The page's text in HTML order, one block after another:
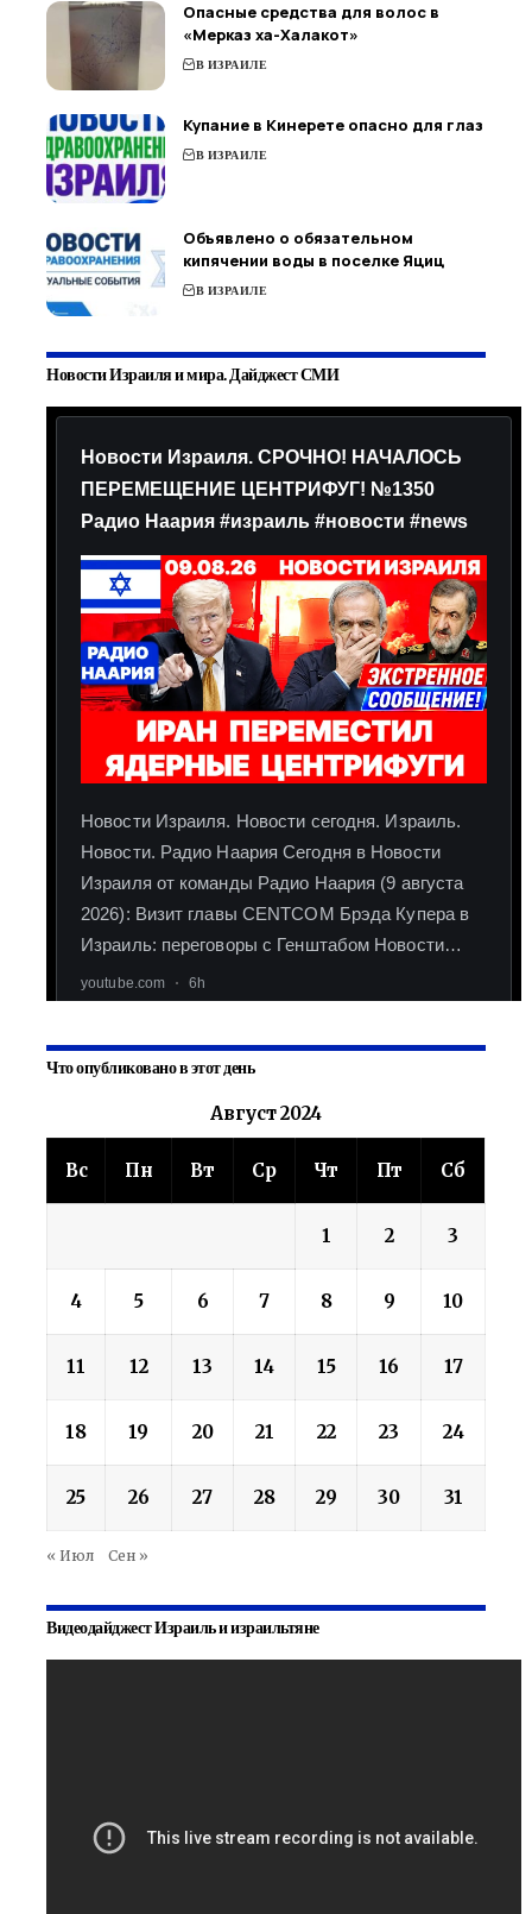
Опасные средства для волос в
«Мерказ ха-Халакот»
В ИЗРАИЛЕ
Купание в Кинерете опасно для глаз
В ИЗРАИЛЕ
Объявлено о обязательном
кипячении воды в поселке Яциц
В ИЗРАИЛЕ
Новости Израиля и мира. Дайджест СМИ
Что опубликовано в этот день
Август 2024
Вс Пн Вт Ср Чт Пт Сб
1 2 3
4 5 6 7 8 9 10
11 12 13 14 15 16 17
18 19 20 21 22 23 24
25 26 27 28 29 30 31
« Июл Сен »
Видеодайджест Израиль и израильтяне